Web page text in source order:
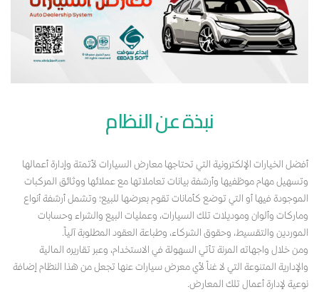
نبذة عن النظام
أفضل الخيارات الإلكترونية التي تحتاجها معارض السيارات لأتمتة وإدارة أعمالها
وتسهيل مهام موظفيها وأرشفة بيانات تعاملاتها مع عملائها ووثائق المركبات
الموجودة فيها أو التي توضع كأمانات تقوم بعرضها للبيع؛ وتشمل أرشفة أنواع
وماركات وألوان وموديلات تلك السيارات، وعمليات البيع والشراء وحسابات
الموردين والتقسيط، وحقوق الشركاء، وطباعة العقود المطلوبة آلياً.
ومن خلال واجهاته المرنة تأتي السهولة في الاستخدام، وعبر تقاريره المالية
والإدارية المتنوعة التي لا غناً لأي معرض سيارات عنها تجعل من هذا النظام إضافة
نوعية لإدارة أعمال تلك المعارض.